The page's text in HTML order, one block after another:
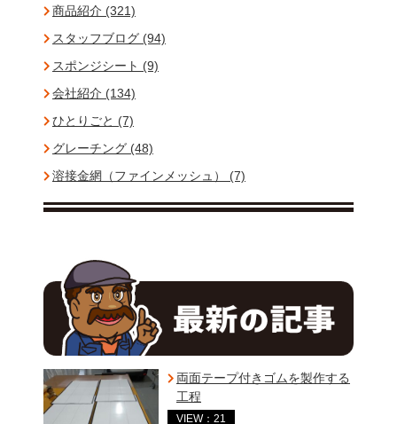
商品紹介 (321)
スタッフブログ (94)
スポンジシート (9)
会社紹介 (134)
ひとりごと (7)
グレーチング (48)
溶接金網（ファインメッシュ） (7)
両面テープ付きゴムを製作する
工程
VIEW：21